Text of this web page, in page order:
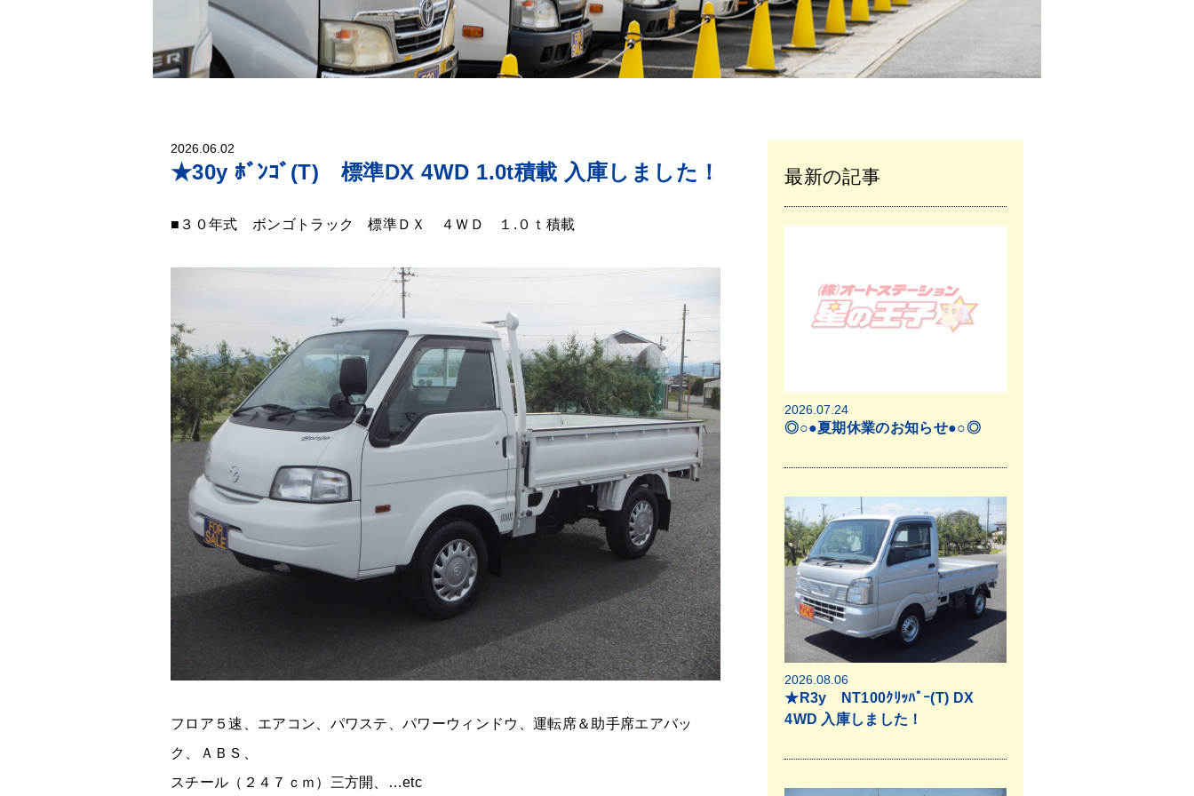
2026.06.02
★30y ﾎﾞﾝｺﾞ(T) 標準DX 4WD 1.0t積載 入庫しました！
■３０年式 ボンゴトラック 標準ＤＸ ４ＷＤ １.０ｔ積載
フロア５速、エアコン、パワステ、パワーウィンドウ、運転席＆助手席エアバッ
ク、ＡＢＳ、
スチール（２４７ｃｍ）三方開、…etc
最新の記事
2026.07.24
◎○●夏期休業のお知らせ●○◎
2026.08.06
★R3y NT100ｸﾘｯﾊﾟｰ(T) DX
4WD 入庫しました！